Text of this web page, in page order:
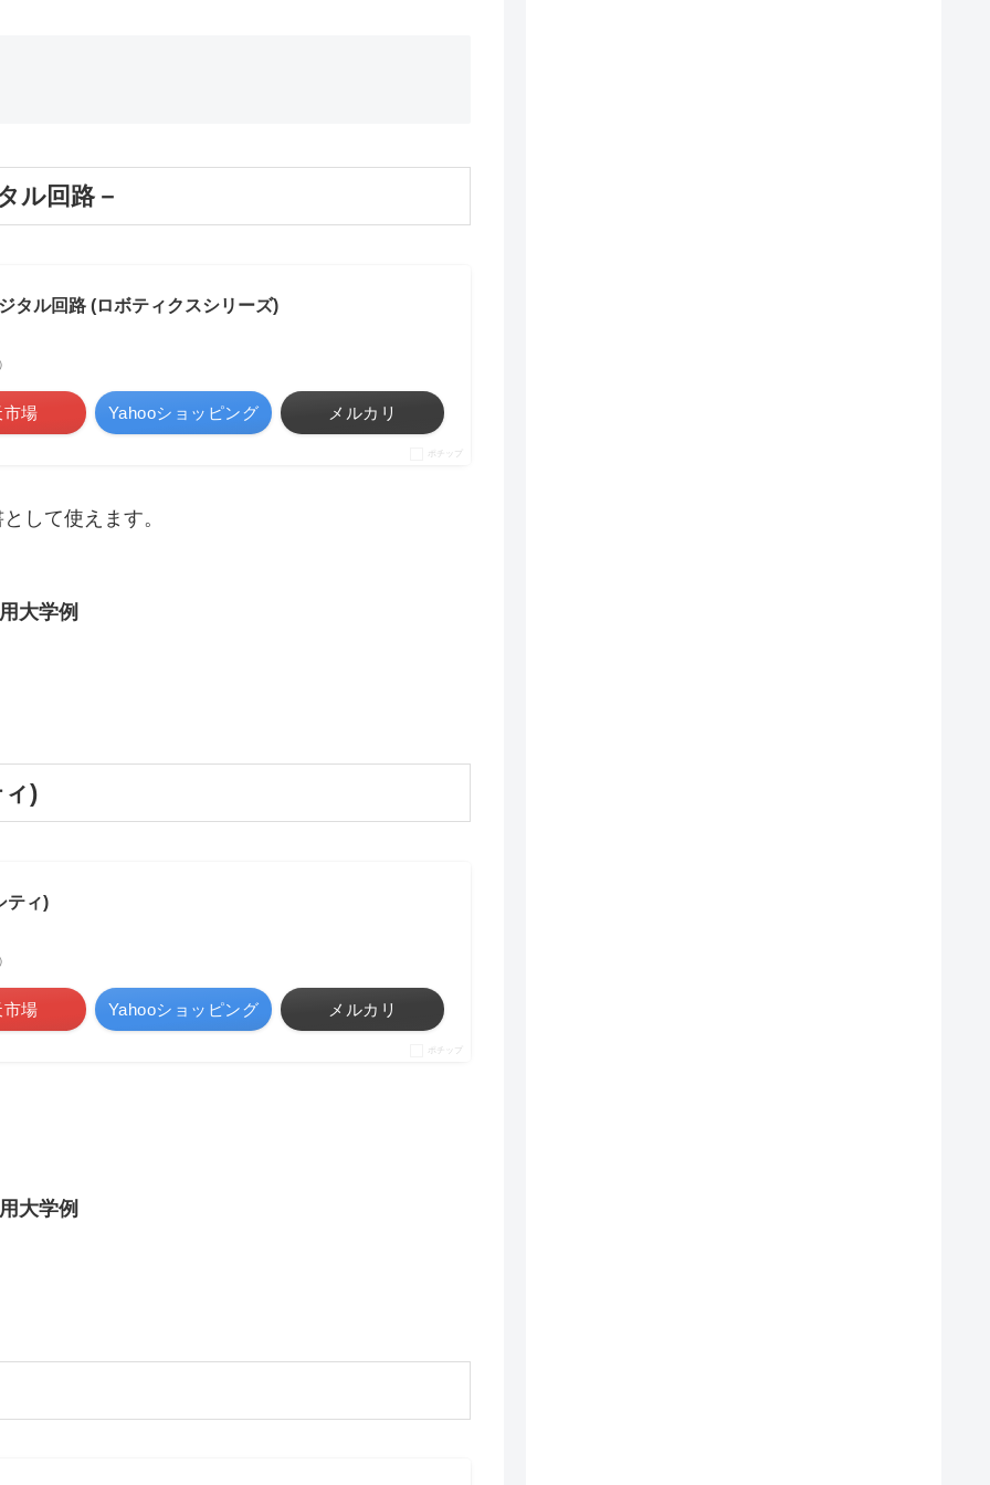
ル回路－
タル回路 (ロボティクスシリーズ)
市場 Yahooショッピング メルカリ
ポチップ
して使えます。
大学例
)
ティ)
市場 Yahooショッピング メルカリ
ポチップ
大学例